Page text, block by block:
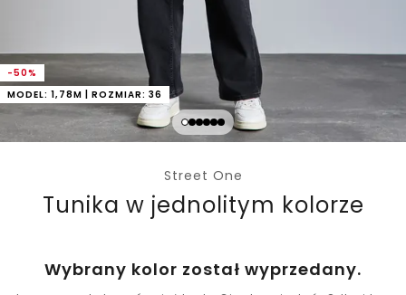
-50%
MODEL: 1,78M | ROZMIAR: 36
Street One
Tunika w jednolitym kolorze
Wybrany kolor został wyprzedany.